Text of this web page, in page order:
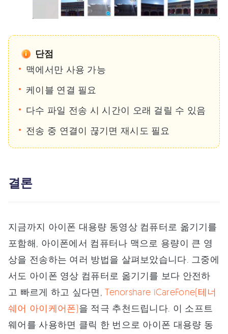
단점
맥에서만 사용 가능
케이블 연결 필요
다수 파일 전송 시 시간이 오래 걸릴 수 있음
전송 중 연결이 끊기면 재시도 필요
결론
지금까지 아이폰 대용량 동영상 컴퓨터로 옮기기를
포함해, 아이폰에서 컴퓨터나 맥으로 용량이 큰 영
상을 전송하는 여러 방법을 살펴보았습니다. 그중에
서도 아이폰 영상 컴퓨터로 옮기기를 보다 안전하
고 빠르게 하고 싶다면,Tenorshare iCareFone(테너
쉐어 아이케어폰)을 적극 추천드립니다. 이 소프트
웨어를 사용하면 클릭 한 번으로 아이폰 대용량 동